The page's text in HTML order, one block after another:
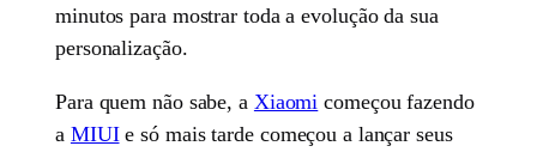
minutos para mostrar toda a evolução da sua
personalização.
Para quem não sabe, a Xiaomi começou fazendo
a MIUIe só mais tarde começou a lançar seus